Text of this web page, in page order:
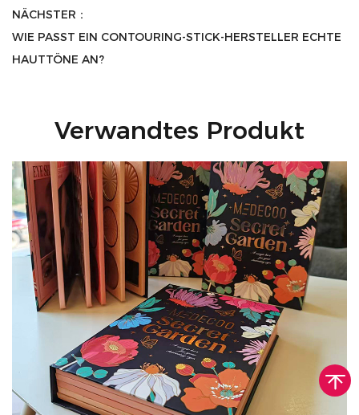
NÄCHSTER：
WIE PASST EIN CONTOURING-STICK-HERSTELLER ECHTE
HAUTTÖNE AN?
Verwandtes Produkt